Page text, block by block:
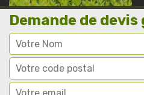
Demande de